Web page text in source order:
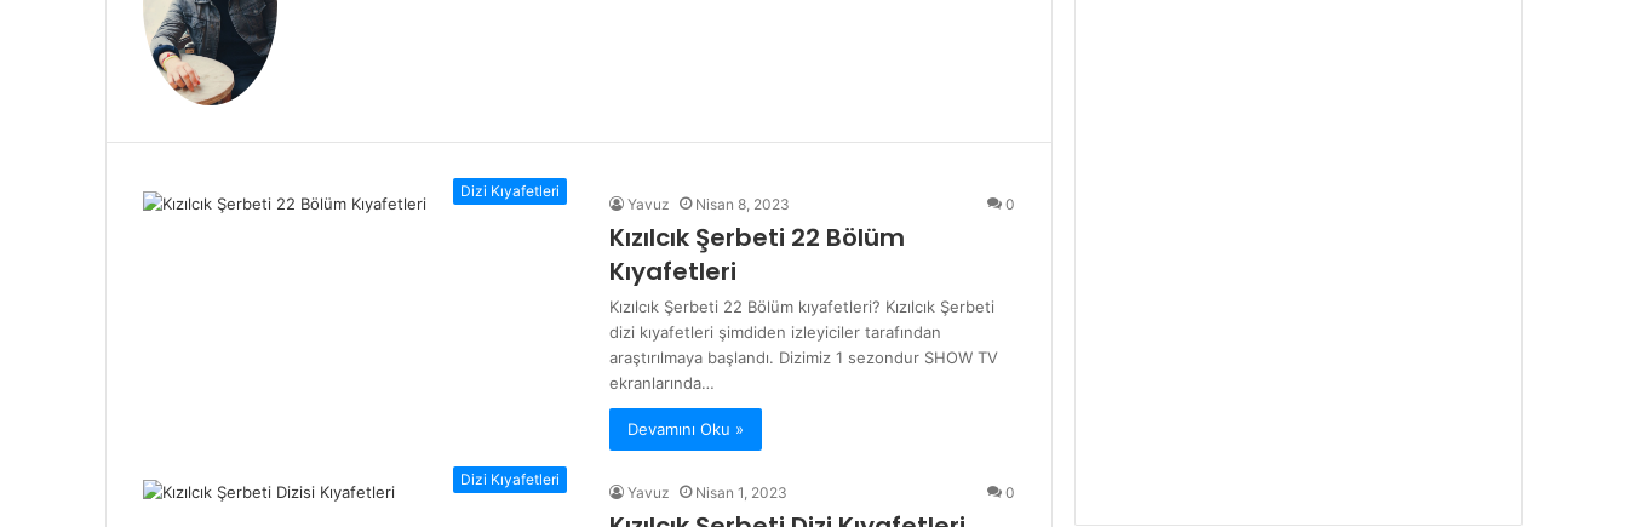
Dizi Kıyafetleri
Yavuz Nisan 8, 2023 0
Kızılcık Şerbeti 22 Bölüm
Kıyafetleri
Kızılcık Şerbeti 22 Bölüm kıyafetleri? Kızılcık Şerbeti
dizi kıyafetleri şimdiden izleyiciler tarafından
araştırılmaya başlandı. Dizimiz 1 sezondur SHOW TV
ekranlarında…
Devamını Oku »
Dizi Kıyafetleri
Yavuz Nisan 1, 2023 0